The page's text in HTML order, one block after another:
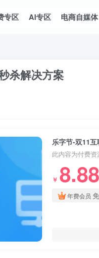
专区 AI专区 电商自媒体
杀解决方案
乐字节-双11
此内容为付费
￥ 8.88
年费会员